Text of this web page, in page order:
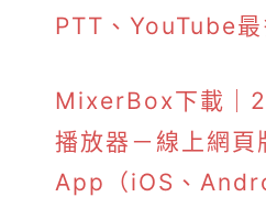
PTT、YouTube最
MixerBox下載｜
播放器－線上網頁
App（iOS、